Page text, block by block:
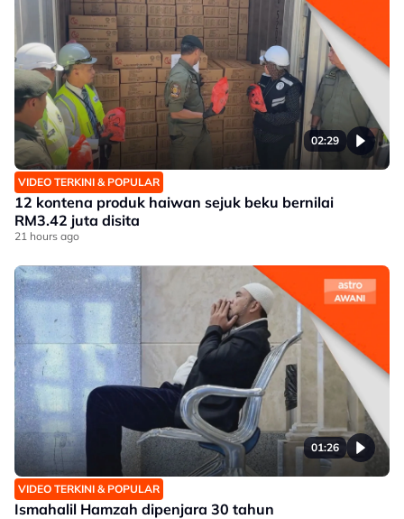
02:29
VIDEO TERKINI & POPULAR
12 kontena produk haiwan sejuk beku bernilai
RM3.42 juta disita
21 hours ago
01:26
VIDEO TERKINI & POPULAR
Ismahalil Hamzah dipenjara 30 tahun